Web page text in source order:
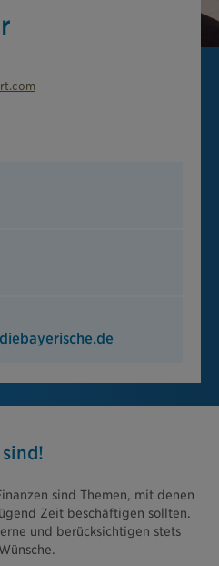
Schoder
sind Themen, mit denen
Zeit beschäftigen sollten.
und berücksichtigen stets